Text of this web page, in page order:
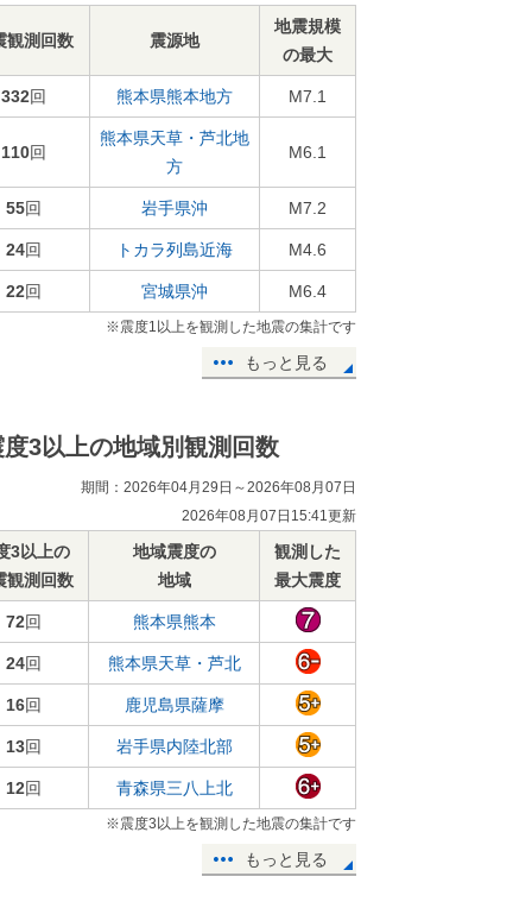
観測回数 震源地
地震規模
の最大
332回 熊本県熊本地方 M7.1
110回
熊本県天草・芦北地
方
M6.1
55回 岩手県沖 M7.2
24回 トカラ列島近海 M4.6
22回 宮城県沖 M6.4
※震度1以上を観測した地震の集計です
もっと見る
度3以上の地域別観測回数
期間：2026年04月29日～2026年08月07日
2026年08月07日15:41更新
3以上の
観測回数
地域震度の
地域
観測した
最大震度
72回 熊本県熊本
24回 熊本県天草・芦北
16回 鹿児島県薩摩
13回 岩手県内陸北部
12回 青森県三八上北
※震度3以上を観測した地震の集計です
もっと見る